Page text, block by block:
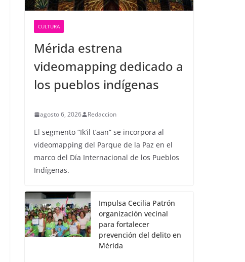
CULTURA
Mérida estrena
videomapping dedicado a
los pueblos indígenas
agosto 6, 2026 Redaccion
El segmento “Ik’il t’aan” se incorpora al
videomapping del Parque de la Paz en el
marco del Día Internacional de los Pueblos
Indígenas.
Impulsa Cecilia Patrón
organización vecinal
para fortalecer
prevención del delito en
Mérida